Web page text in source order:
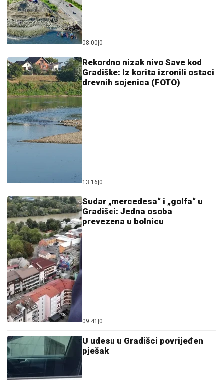
08:00 0
Rekordno nizak nivo Save kod
Gradiške: Iz korita izronili ostaci
drevnih sojenica (FOTO)
13:16 0
Sudar „mercedesa“ i „golfa“ u
Gradišci: Jedna osoba
prevezena u bolnicu
09:41 0
U udesu u Gradišci povrijeđen
pješak